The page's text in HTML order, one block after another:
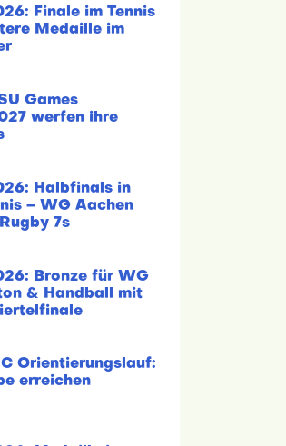
Finale im Tennis
Medaille im
Games
werfen ihre
Halbfinals in
– WG Aachen
7s
Bronze für WG
& Handball mit
Orientierungslauf:
erreichen